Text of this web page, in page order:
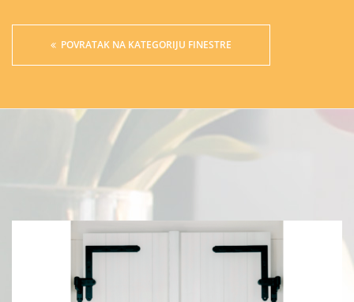
Interno
UNTERLAGEN RIFERIMENTI NOTIZIE
CONTATTI
POVRATAK NA KATEGORIJU FINESTRE